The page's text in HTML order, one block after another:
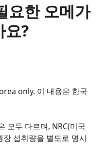
요한 오메가
요?
only. 이 내용은 한국
모두 다르며, NRC(미국
섭취량을 별도로 명시